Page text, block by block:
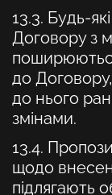
13.3. Будь-
Договору з
до
до нього
змінами.
13.4.
щодо
підлягають